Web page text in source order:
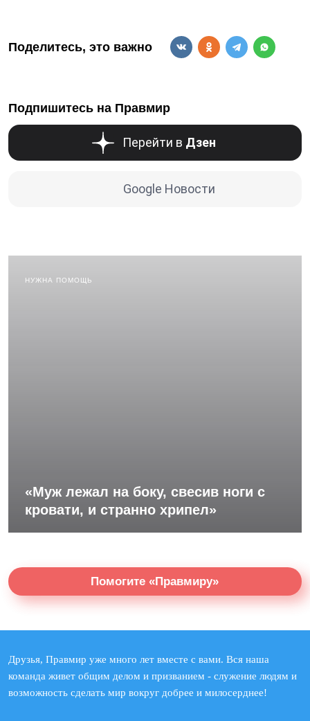
Поделитесь, это важно
Подпишитесь на Правмир
Перейти в Дзен
Google Новости
НУЖНА ПОМОЩЬ
«Муж лежал на боку, свесив ноги с
кровати, и странно хрипел»
Помогите «Правмиру»
Друзья, Правмир уже много лет вместе с вами. Вся наша
команда живет общим делом и призванием - служение людям и
возможность сделать мир вокруг добрее и милосерднее!